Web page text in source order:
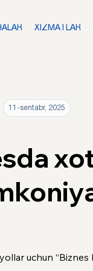
XIZMATLAR
11-sentabr, 2025
uchun “Biznes